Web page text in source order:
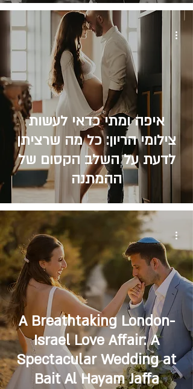
איפה ומתי כדאי לעשות
צילומי הריון: כל מה שרציתן
לדעת על השלב הקסום של
ההמתנה
A Breathtaking London-
Israel Love Affair: A
Spectacular Wedding at
Bait Al Hayam Jaffa